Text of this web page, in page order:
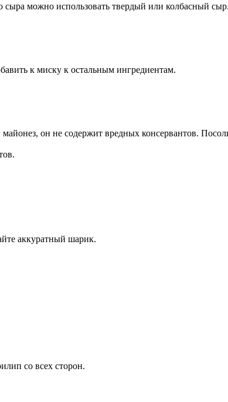
можно использовать твердый или колбасный сыр.
к миску к остальным ингредиентам.
он не содержит вредных консервантов.
аккуратный шарик.
со всех сторон.